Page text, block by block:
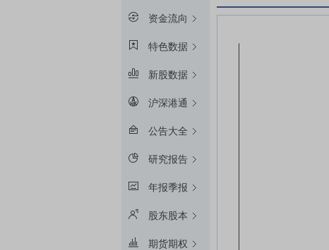
资金流向
特色数据
新股数据
沪深港通
公告大全
研究报告
年报季报
股东股本
期货期权